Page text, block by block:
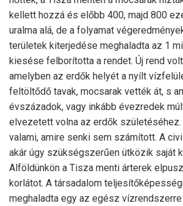
kellett hozzá és előbb 400, majd 800
uralma alá, de a folyamat
területek kiterjedése meghaladta az 1
kiesése felborította a rendet. Új rend
amelyben az erdők helyét a nyílt
feltöltődő tavak, mocsarak vették át, s
évszázadok, vagy inkább évezredek
elvezetett volna az erdők születéséhez.
valami, amire senki sem számított. A
akár úgy szükségszerűen ütközik saját
Alföldünkön a Tisza menti árterek
korlátot. A társadalom
meghaladta egy az egész